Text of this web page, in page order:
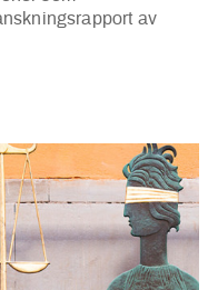
av